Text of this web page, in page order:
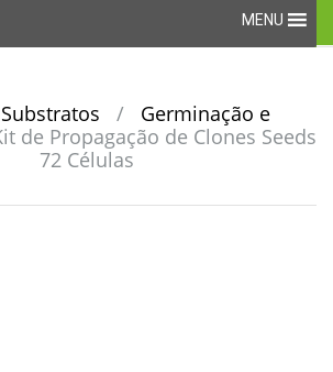
MENU
Substratos /
Germinação e
de Propagação de Clones Seeds
72 Células